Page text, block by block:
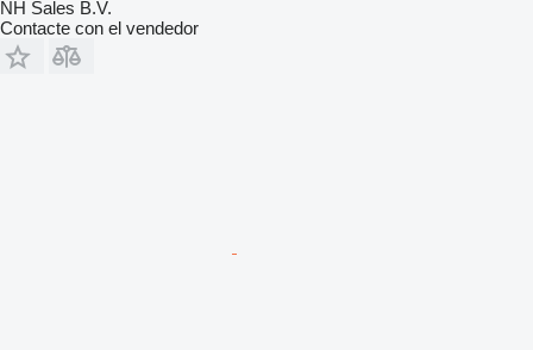
NH Sales B.V.
Contacte con el vendedor